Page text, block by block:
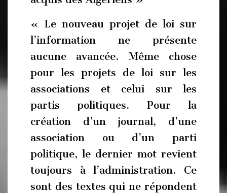
« Le nouveau projet de loi sur
l’information ne présente
aucune avancée. Même chose
pour les projets de loi sur les
associations et celui sur les
partis politiques. Pour la
création d’un journal, d’une
association ou d’un parti
politique, le dernier mot revient
toujours à l’administration. Ce
sont des textes qui ne répondent